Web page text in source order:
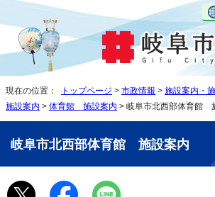
現在の位置： トップページ > 市政情報 > 施設案内・
施設案内 > 体育館 施設案内 > 岐阜市北西部体育館
岐阜市北西部体育館 施設案内